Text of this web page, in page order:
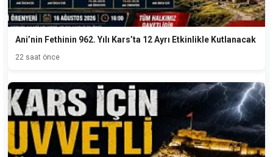
Ani’nin Fethinin 962. Yılı Kars’ta 12 Ayrı Etkinlikle Kutlanacak
22 saat önce